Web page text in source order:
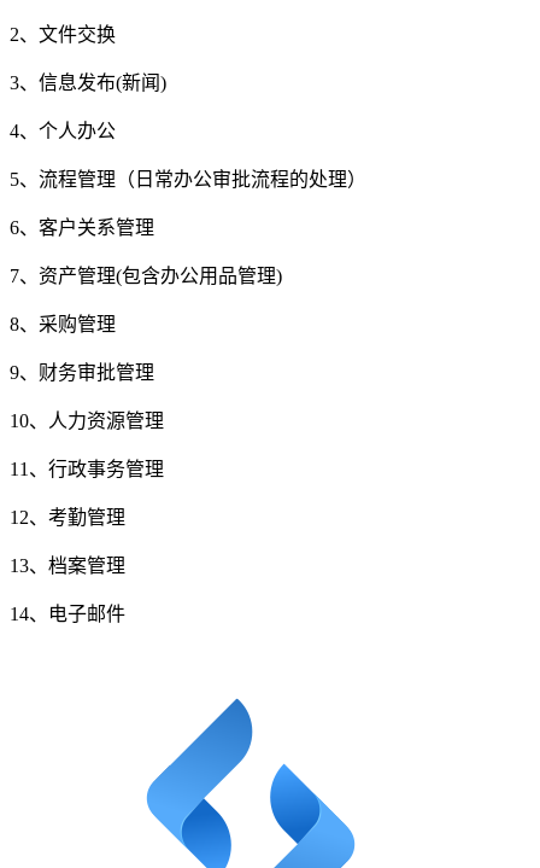
2、文件交换
3、信息发布(新闻)
4、个人办公
5、流程管理（日常办公审批流程的处理）
6、客户关系管理
7、资产管理(包含办公用品管理)
8、采购管理
9、财务审批管理
10、人力资源管理
11、行政事务管理
12、考勤管理
13、档案管理
14、电子邮件